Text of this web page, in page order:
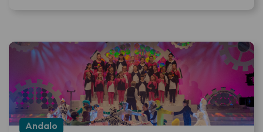
Andalo